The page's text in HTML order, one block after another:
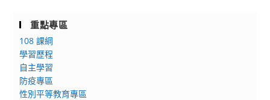
重點專區
108 課綱
學習歷程
自主學習
防疫專區
性別平等教育專區